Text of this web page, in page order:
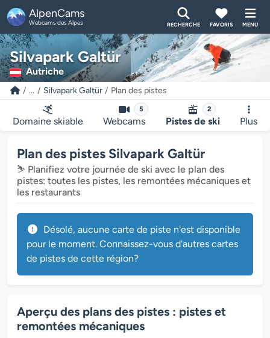
AlpenCams
Webcams des Alpes RECHERCHE FAVORIS MENU
Silvapark Galtür
Autriche
... Silvapark Galtür Plan des pistes
Domaine skiable
5
Webcams
2
Pistes de ski Plus
Plan des pistes Silvapark Galtür
⛷️ Planifiez votre journée de ski avec le plan des
pistes: toutes les pistes, les remontées mécaniques et
les restaurants
Désolé, aucune carte de piste n'est disponible
pour le moment. Connaissez-vous d'autres cartes
de pistes de cette région?
Aperçu des plans des pistes : pistes et
remontées mécaniques